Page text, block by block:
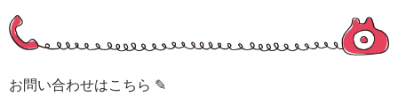
お問い合わせはこちら ✎